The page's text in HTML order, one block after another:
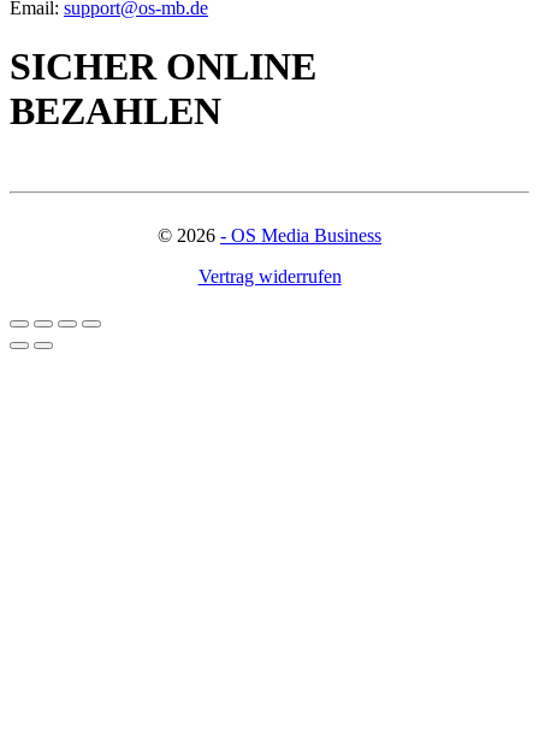
Email: support@os-mb.de
SICHER ONLINE
BEZAHLEN
© 2026 - OS Media Business
Vertrag widerrufen